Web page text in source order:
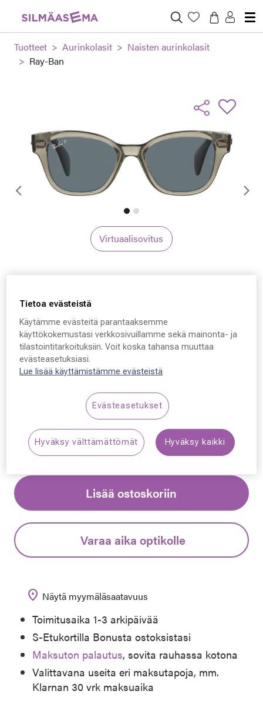
Tuotteet Aurinkolasit
Naisten aurinkolasit
Ray-Ban
Edellinen
Virtuaalisovitus
Ray-Ban 0880S,
66353R 52 - 19 - 145
239,00 €
Synttäriale: erä merkkiaurinkolaseja –50 %,
katso alennetut tuotteet!
Lisää ostoskoriin
Varaa aika optikolle
location_on Näytä myymäläsaatavuus
Toimitusaika 1-3 arkipäivää
S-Etukortilla Bonusta ostoksistasi
Maksuton palautus, sovita rauhassa kotona
Valittavana useita eri maksutapoja, mm.
Klarnan 30 vrk maksuaika
Tietoa evästeistä
Käytämme evästeitä parantaaksemme
käyttökokemustasi verkkosivuillamme sekä mainonta- ja
tilastointitarkoituksiin. Voit koska tahansa muuttaa
evästeasetuksiasi.
Lue lisää käyttämistämme evästeistä
Evästeasetukset
Hyväksy välttämättömät Hyväksy kaikki